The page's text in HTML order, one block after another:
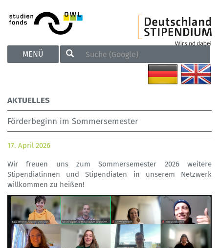
TOGGLE
NAVIGATION
MENÜ
AKTUELLES
Förderbeginn im Sommersemester
17. April 2026
Wir freuen uns zum Sommersemester 2026 weitere
Stipendiatinnen und Stipendiaten in unserem Netzwerk
willkommen zu heißen!